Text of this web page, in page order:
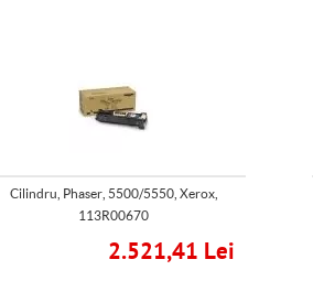
Cilindru, Phaser, 5500/5550, Xerox,
113R00670
2.521,41 Lei